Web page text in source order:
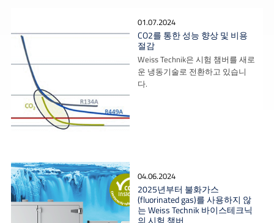
01.07.2024
CO2를 통한 성능 향상 및 비용
절감
Weiss Technik은 시험 챔버를 새로
운 냉동기술로 전환하고 있습니
다.
04.06.2024
2025년부터 불화가스
(fluorinated gas)를 사용하지 않
는 Weiss Technik 바이스테크닉